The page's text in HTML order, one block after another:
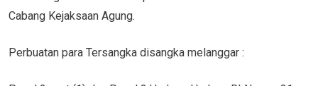
Cabang Kejaksaan Agung.
Perbuatan para Tersangka disangka melanggar :